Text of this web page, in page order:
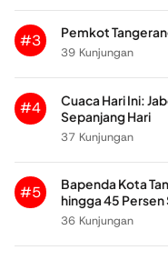
#3
Pemkot
39 Kunjungan
#4
Cuaca Hari Ini:
Sepanjang Hari
37 Kunjungan
#5
Bapenda Kota
hingga 45 Persen
36 Kunjungan